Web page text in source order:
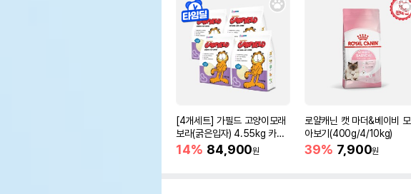
[4개세트] 가필드 고양이모래
보라(굵은입자) 4.55kg 카사
바모래
14% 84,900원
로얄캐닌 캣 마더&베이비 모
아보기(400g/4/10kg)
39% 7,900원